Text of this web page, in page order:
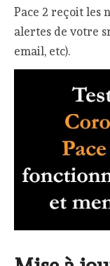
Pace 2 reçoit les
alertes de votre
email, etc).